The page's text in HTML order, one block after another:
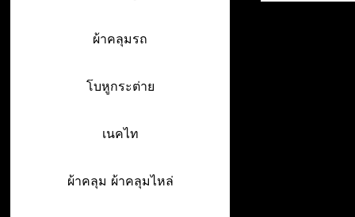
ผ้าคลุมรถ
โบหูกระต่าย
เนคไท
ผ้าคลุม ผ้าคลุมไหล่